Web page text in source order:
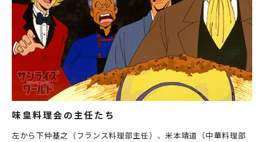
味皇料理会の主任たち
左から下仲基之（フランス料理部主任）、米本靖道（中華料理部